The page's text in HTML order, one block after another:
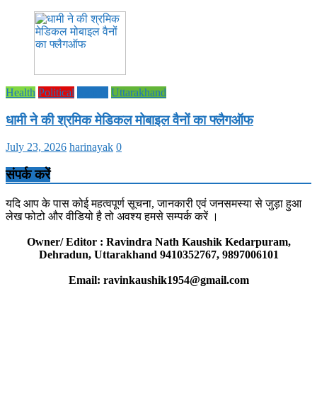
Health Political Uttarakhand
धामी ने की श्रमिक मेडिकल मोबाइल वैनों का फ्लैगऑफ
July 23, 2026 harinayak 0
संपर्क करें
यदि आप के पास कोई महत्वपूर्ण सूचना, जानकारी एवं जनसमस्या से जुड़ा हुआ
लेख फोटो और वीडियो है तो अवश्य हमसे सम्पर्क करें ।
Owner/ Editor : Ravindra Nath Kaushik Kedarpuram,
Dehradun, Uttarakhand 9410352767, 9897006101
Email: ravinkaushik1954@gmail.com